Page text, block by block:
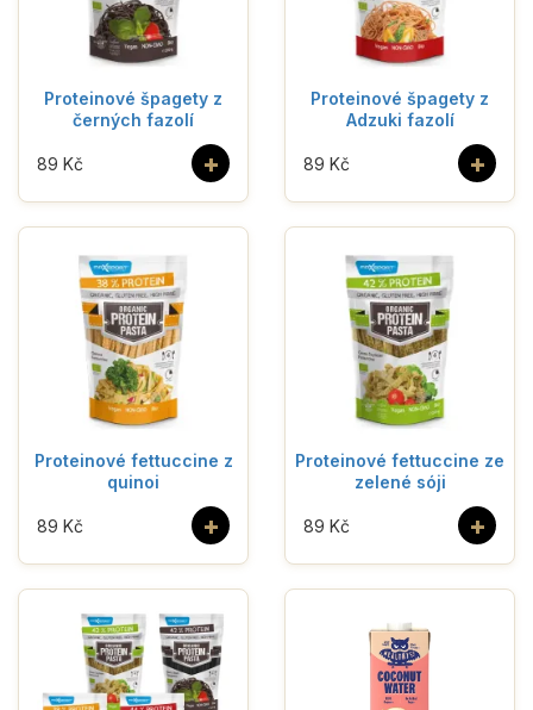
Proteinové špagety z
černých fazolí
+
89 Kč
Proteinové špagety z
Adzuki fazolí
+
89 Kč
Proteinové fettuccine z
quinoi
+
89 Kč
Proteinové fettuccine ze
zelené sóji
+
89 Kč